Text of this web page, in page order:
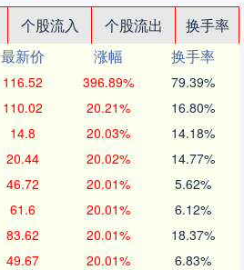
个股流入 个股流出
换手率
最新价 涨幅
换手率
116.52 396.89% 79.39%
110.02 20.21% 16.80%
14.8 20.03% 14.18%
20.44 20.02% 14.77%
46.72 20.01% 5.62%
61.6 20.01% 6.12%
83.62 20.01% 18.37%
49.67 20.01% 6.83%